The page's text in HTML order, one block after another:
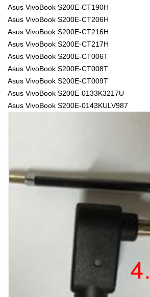
Asus VivoBook S200E-CT190H
Asus VivoBook S200E-CT206H
Asus VivoBook S200E-CT216H
Asus VivoBook S200E-CT217H
Asus VivoBook S200E-CT006T
Asus VivoBook S200E-CT008T
Asus VivoBook S200E-CT009T
Asus VivoBook S200E-0133K3217U
Asus VivoBook S200E-0143KULV987